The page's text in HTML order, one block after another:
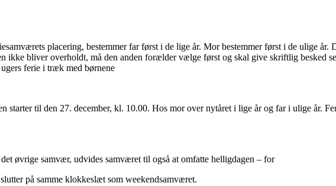
placering, bestemmer far først i de lige år. Mor bestemmer først i de ulige år.
ikke bliver overholdt, må den anden forælder vælge først og skal give skriftlig besked
ferie i træk med børnene
til den 27. december, kl. 10.00. Hos mor over nytåret i lige år og far i ulige år.
øvrige samvær, udvides samværet til også at omfatte helligdagen – for
på samme klokkeslæt som weekendsamværet.